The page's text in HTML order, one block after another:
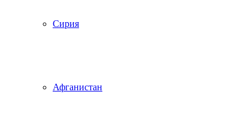
Сирия
Афганистан